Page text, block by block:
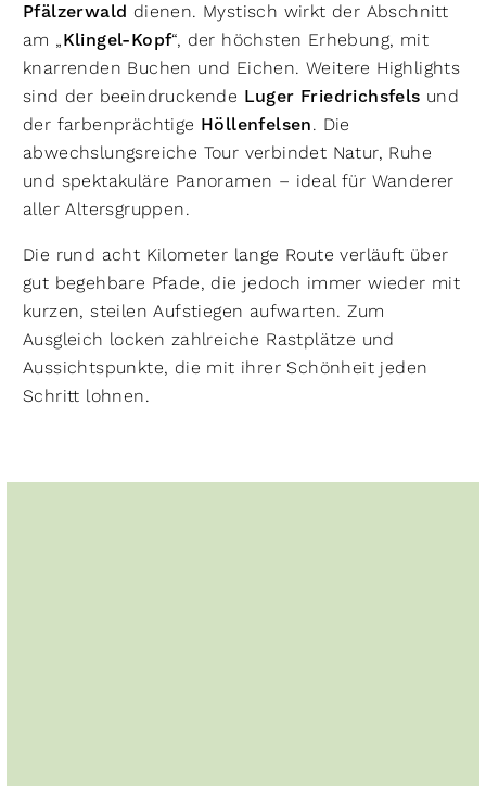
Pfälzerwald dienen. Mystisch wirkt der Abschnitt
am „Klingel-Kopf“, der höchsten Erhebung, mit
knarrenden Buchen und Eichen. Weitere Highlights
sind der beeindruckende Luger Friedrichsfels und
der farbenprächtige Höllenfelsen. Die
abwechslungsreiche Tour verbindet Natur, Ruhe
und spektakuläre Panoramen – ideal für Wanderer
aller Altersgruppen.
Die rund acht Kilometer lange Route verläuft über
gut begehbare Pfade, die jedoch immer wieder mit
kurzen, steilen Aufstiegen aufwarten. Zum
Ausgleich locken zahlreiche Rastplätze und
Aussichtspunkte, die mit ihrer Schönheit jeden
Schritt lohnen.